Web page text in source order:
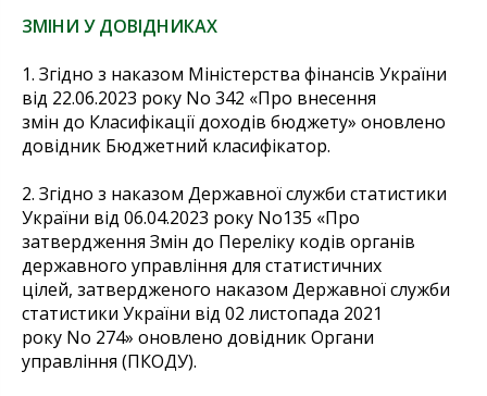
ЗМІНИ У ДОВІДНИКАХ
1. Згідно з наказом Міністерства фінансів України
від 22.06.2023 року No 342 «Про внесення
змін до Класифікації доходів бюджету» оновлено
довідник Бюджетний класифікатор.
2. Згідно з наказом Державної служби статистики
України від 06.04.2023 року No135 «Про
затвердження Змін до Переліку кодів органів
державного управління для статистичних
цілей, затвердженого наказом Державної служби
статистики України від 02 листопада 2021
року No 274» оновлено довідник Органи
управління (ПКОДУ).